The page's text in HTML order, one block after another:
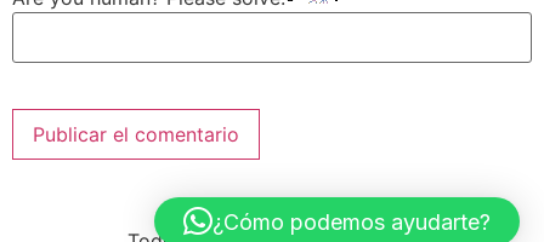
Buenaventura
¿Cómo podemos ayudarte?